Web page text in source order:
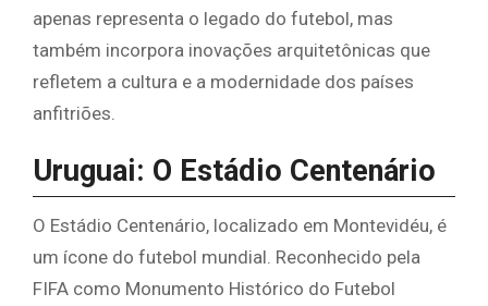
apenas representa o legado do futebol, mas
também incorpora inovações arquitetônicas que
refletem a cultura e a modernidade dos países
anfitriões.
Uruguai: O Estádio Centenário
O Estádio Centenário, localizado em Montevidéu, é
um ícone do futebol mundial. Reconhecido pela
FIFA como Monumento Histórico do Futebol